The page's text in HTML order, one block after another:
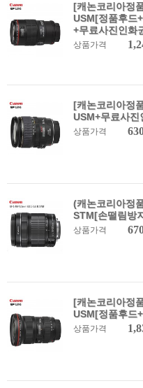
[캐논코리아정
USM[정품후드
+무료사진인화
상품가격
[캐논코리아정
USM+무료사진
상품가격
(캐논코리아정
STM[손떨림방
상품가격
[캐논코리아정
USM[정품후드
상품가격